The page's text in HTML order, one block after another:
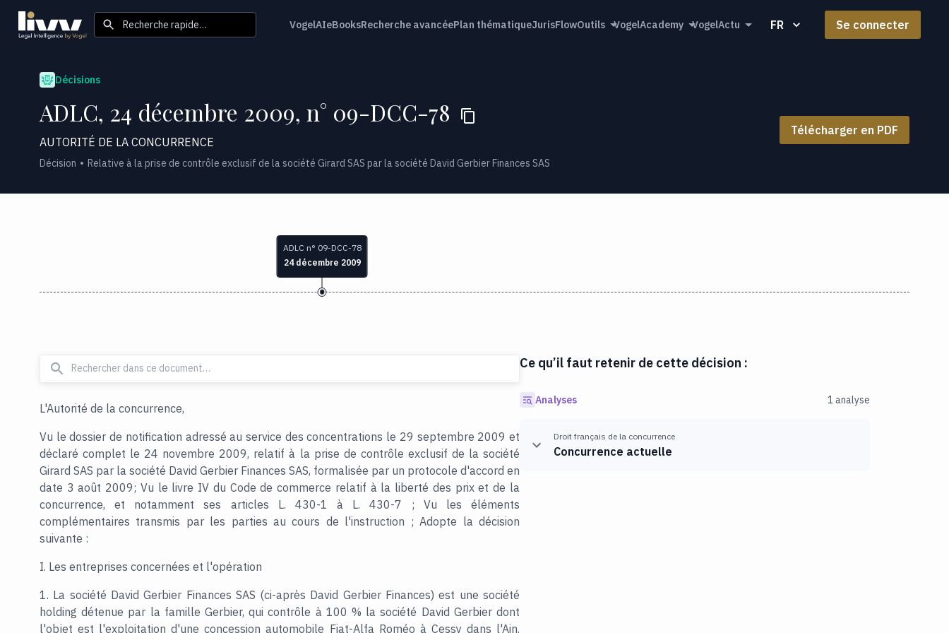
Recherche rapide… VogelAIeBooksRecherche avancéePlan thématiqueJurisFlowOutils VogelAcademy VogelActu FR Se connecter
Décisions
ADLC, 24 décembre 2009, n° 09-DCC-78
AUTORITÉ DE LA CONCURRENCE
Télécharger en PDF
Décision Relative à la prise de contrôle exclusif de la société Girard SAS par la société David Gerbier Finances SAS
ADLC n° 09-DCC-78
24 décembre 2009
L'Autorité de la concurrence,
Vu le dossier de notification adressé au service des concentrations le 29 septembre 2009 et
déclaré complet le 24 novembre 2009, relatif à la prise de contrôle exclusif de la société
Girard SAS par la société David Gerbier Finances SAS, formalisée par un protocole d'accord en
date 3 août 2009; Vu le livre IV du Code de commerce relatif à la liberté des prix et de la
concurrence, et notamment ses articles L. 430-1 à L. 430-7 ; Vu les éléments
complémentaires transmis par les parties au cours de l'instruction ; Adopte la décision
suivante :
I. Les entreprises concernées et l'opération
1. La société David Gerbier Finances SAS (ci-après David Gerbier Finances) est une société
holding détenue par la famille Gerbier, qui contrôle à 100 % la société David Gerbier dont
l'objet est l'exploitation d'une concession automobile Fiat-Alfa Roméo à Cessy dans l'Ain.
Ce qu’il faut retenir de cette décision :
Analyses 1 analyse
Droit français de la concurrence
Concurrence actuelle